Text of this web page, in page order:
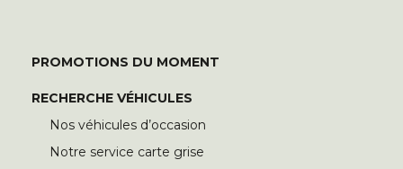
PROMOTIONS DU MOMENT
RECHERCHE VÉHICULES
Nos véhicules d’occasion
Notre service carte grise